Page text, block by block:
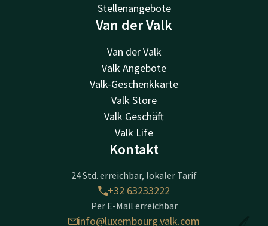
Stellenangebote
Van der Valk
Van der Valk
Valk Angebote
Valk-Geschenkkarte
Valk Store
Valk Geschäft
Valk Life
Kontakt
24 Std. erreichbar, lokaler Tarif
+32 63233222
Per E-Mail erreichbar
info@luxembourg.valk.com